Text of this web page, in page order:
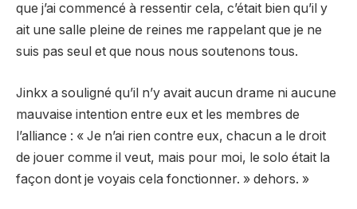
que j’ai commencé à ressentir cela, c’était bien qu’il y
ait une salle pleine de reines me rappelant que je ne
suis pas seul et que nous nous soutenons tous.
Jinkx a souligné qu’il n’y avait aucun drame ni aucune
mauvaise intention entre eux et les membres de
l’alliance : « Je n’ai rien contre eux, chacun a le droit
de jouer comme il veut, mais pour moi, le solo était la
façon dont je voyais cela fonctionner. » dehors. »